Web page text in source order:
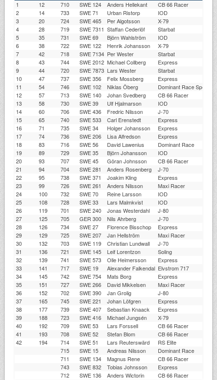
1 12 710 SWE 124 Anders Hellekant CB 66 Racer
2
14 733 SWE 71 Urban Ristorp IOD
3
20 724 SWE 465 Per Algotsson X-79
4
28 719 SWE 7311 Staffan Cederlöf Starbat
5
35 731 SWE 69 Björn Wahlström IOD
6
38 722 SWE 122 Henrik Johansson X-79
7
42 718 SWE 7134 Per Wester Starbat
8
43 744 SWE 2012 Michael Collberg Express
9
44 720 SWE 7873 Lars Wester Starbat
10
47 737 SWE 356 Felix Mossberg Express
11
54 746 SWE 102 Niklas Öberg Dominant Race Special
12
57 713 SWE 140 Johan Svedberg CB 66 Racer
13
58 730 SWE 39 Ulf Hjalmarson IOD
14
60 706 SWE 436 Fredric Nilsson J-70
15
65 740 SWE 533 Carl Erenstedt Express
16
71 735 SWE 34 Holger Johansson Express
17
74 736 SWE 206 Lisa Alfredson Express
18
83 716 SWE 56 David Lawenius Dominant Race
19
89 729 SWE 35 Björn Johansson IOD
20
93 707 SWE 45 Göran Johnsson CB 66 Racer
21
94 704 SWE 281 Anders Rosenberg J-70
22
95 738 SWE 371 Joakim Kling Express
23
99 726 SWE 261 Anders Nilsson Maxi Racer
24
100 732 SWE 70 Reine Larsson IOD
25
108 728 SWE 33 Lars Malmkvist IOD
26
119 701 SWE 240 Jonas Westerdahl J-80
27
125 705 GER 300 Nils Ahrberg J-70
28
126 734 SWE 27 Florence Bisschop Express
29
129 725 SWE 207 Jan Hellström Maxi Racer
30
132 703 SWE 119 Christian Lundwall J-70
31
136 721 SWE 145 Leif Lorentzon Soling
32
139 741 SWE 573 Olle Heimersson Express
33
141 717 SWE 19 Alexander Falkendal Elvstrom 717
34
145 742 SWE 754 Mats Borg Express
35
151 727 SWE 266 David Mikkelsen Maxi Racer
36
152 702 SWE 390 Jan Grolig J-80
37
165 745 SWE 221 Johan Löfgren Express
38
177 739 SWE 407 Sebastian Knaack Express
39
188 723 SWE 416 Michael Jungsén X-79
40
192 709 SWE 53 Lars Forssell CB 66 Racer
41
193 708 SWE 52 Stefan Blom CB 66 Racer
42
194 714 SWE 51 Lars Reuterswärd RS Elite
715
SWE 15 Andreas Nilsson Dominant Race
711
SWE 134 Magnus Rene CB 66 Racer
743
SWE 832 Tobias Johnsson Express
712
SWE 136 Anders Wictorin CB 66 Racer